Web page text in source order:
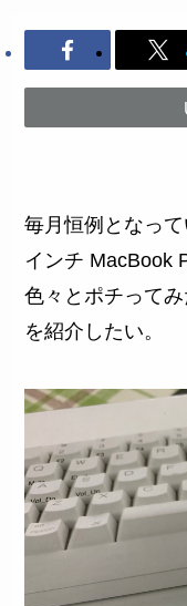
毎月恒例となっ
インチ MacBook
色々とポチって
を紹介したい。